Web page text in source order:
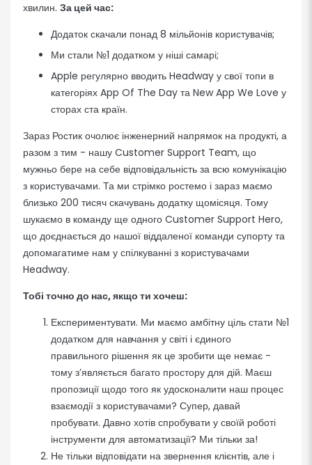
хвилин. За цей час:
Додаток скачали понад 8 мільйонів користувачів;
Ми стали №1 додатком у ніші самарі;
Apple регулярно вводить Headway у свої топи в
категоріях App Of The Day та New App We Love у
сторах ста країн.
Зараз Ростик очолює інженерний напрямок на продукті, а
разом з тим - нашу Customer Support Team, що
мужньо бере на себе відповідальність за всю комунікацію
з користувачами. Та ми стрімко ростемо і зараз маємо
близько 200 тисяч скачувань додатку щомісяця. Тому
шукаємо в команду ще одного Customer Support Hero,
що доєднається до нашої віддаленої команди супорту та
допомагатиме нам у спілкуванні з користувачами
Headway.
Тобі точно до нас, якщо ти хочеш:
Експериментувати. Ми маємо амбітну ціль стати №1
додатком для навчання у світі і єдиного
правильного рішення як це зробити ще немає -
тому з’являється багато простору для дій. Маєш
пропозиції щодо того як удосконалити наш процес
взаємодії з користувачами? Супер, давай
пробувати. Давно хотів спробувати у своїй роботі
інструменти для автоматизації? Ми тільки за!
Не тільки відповідати на звернення клієнтів, але і